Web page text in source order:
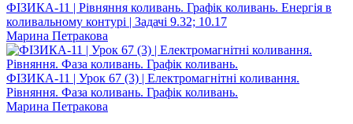
ФІЗИКА-11 | Рівняння коливань. Графік коливань. Енергія в
коливальному контурі | Задачі 9.32; 10.17
Марина Петракова
ФІЗИКА-11 | Урок 67 (3) | Електромагнітні коливання.
Рівняння. Фаза коливань. Графік коливань.
Марина Петракова